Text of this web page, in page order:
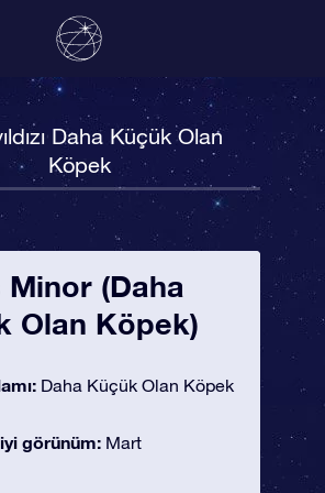
Daha Küçük Olan
Köpek
Minor (Daha
Olan Köpek)
Daha Küçük Olan Köpek
görünüm: Mart